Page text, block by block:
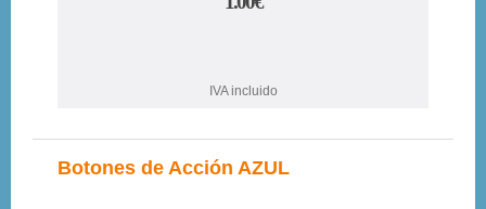
IVA incluido
Botones de Acción AZUL